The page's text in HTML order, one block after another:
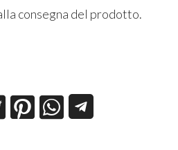
consegna del prodotto.